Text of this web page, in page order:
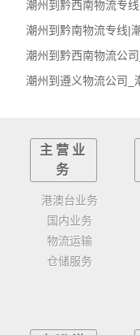
主营业
务
港澳台业务
国内业务
物流运输
仓储服务